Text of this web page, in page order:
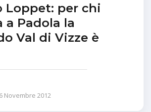
Loppet: per chi
a Padola la
Val di Vizze è
6 Novembre 2012